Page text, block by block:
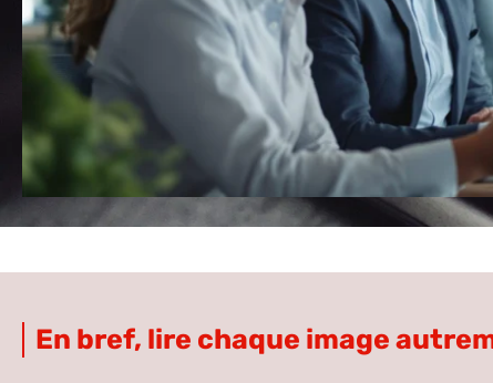
En bref, lire chaque image